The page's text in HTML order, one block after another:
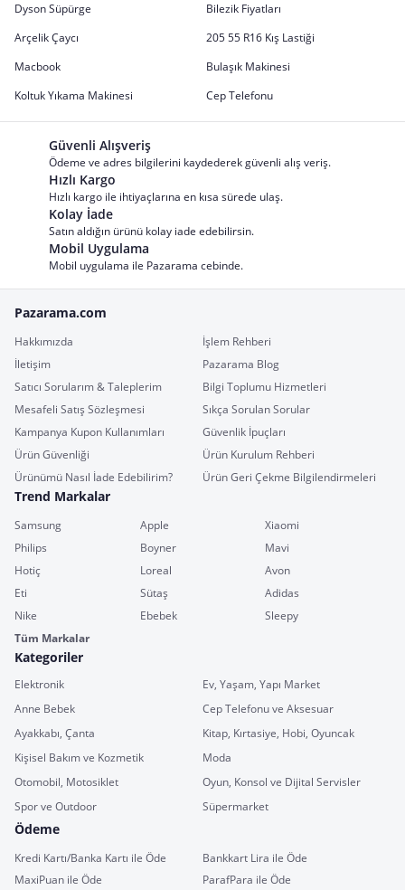
Dyson Süpürge
Bilezik Fiyatları
Arçelik Çaycı
205 55 R16 Kış Lastiği
Macbook
Bulaşık Makinesi
Koltuk Yıkama Makinesi
Cep Telefonu
Güvenli Alışveriş
Ödeme ve adres bilgilerini kaydederek güvenli alış veriş.
Hızlı Kargo
Hızlı kargo ile ihtiyaçlarına en kısa sürede ulaş.
Kolay İade
Satın aldığın ürünü kolay iade edebilirsin.
Mobil Uygulama
Mobil uygulama ile Pazarama cebinde.
Pazarama.com
Hakkımızda
İşlem Rehberi
İletişim
Pazarama Blog
Satıcı Sorularım & Taleplerim
Bilgi Toplumu Hizmetleri
Mesafeli Satış Sözleşmesi
Sıkça Sorulan Sorular
Kampanya Kupon Kullanımları
Güvenlik İpuçları
Ürün Güvenliği
Ürün Kurulum Rehberi
Ürünümü Nasıl İade Edebilirim?
Ürün Geri Çekme Bilgilendirmeleri
Trend Markalar
Samsung Apple
Xiaomi
Philips
Boyner
Mavi
Hotiç
Loreal
Avon
Eti
Sütaş
Adidas
Nike
Ebebek
Sleepy
Tüm Markalar
Kategoriler
Elektronik
Ev, Yaşam, Yapı Market
Anne Bebek
Cep Telefonu ve Aksesuar
Ayakkabı, Çanta
Kitap, Kırtasiye, Hobi, Oyuncak
Kişisel Bakım ve Kozmetik
Moda
Otomobil, Motosiklet
Oyun, Konsol ve Dijital Servisler
Spor ve Outdoor
Süpermarket
Ödeme
Kredi Kartı/Banka Kartı ile Öde
Bankkart Lira ile Öde
MaxiPuan ile Öde
ParafPara ile Öde